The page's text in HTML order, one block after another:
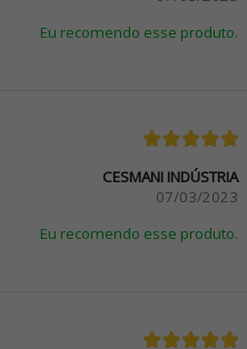
Eu recomendo esse produto.
CESMANI INDÚSTRIA
07/03/2023
Eu recomendo esse produto.